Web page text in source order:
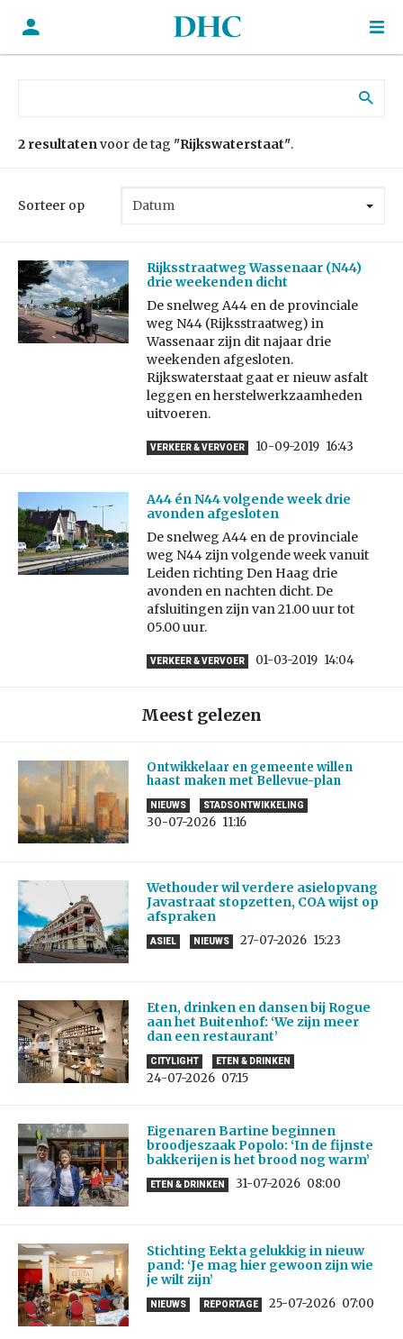
2 resultatenvoor de tag "Rijkswaterstaat".
Sorteer op
Rijksstraatweg Wassenaar (N44)
drie weekenden dicht
De snelweg A44 en de provinciale
weg N44 (Rijksstraatweg) in
Wassenaar zijn dit najaar drie
weekenden afgesloten.
Rijkswaterstaat gaat er nieuw asfalt
leggen en herstelwerkzaamheden
uitvoeren.
VERKEER & VERVOER 10-09-2019 16:43
A44 én N44 volgende week drie
avonden afgesloten
De snelweg A44 en de provinciale
weg N44 zijn volgende week vanuit
Leiden richting Den Haag drie
avonden en nachten dicht. De
afsluitingen zijn van 21.00 uur tot
05.00 uur.
VERKEER & VERVOER 01-03-2019 14:04
Meest gelezen
Ontwikkelaar en gemeente willen
haast maken met Bellevue-plan
NIEUWS STADSONTWIKKELING
30-07-2026 11:16
Wethouder wil verdere asielopvang
Javastraat stopzetten, COA wijst op
afspraken
ASIEL NIEUWS 27-07-2026 15:23
Eten, drinken en dansen bij Rogue
aan het Buitenhof: ‘We zijn meer
dan een restaurant’
CITYLIGHT ETEN & DRINKEN
24-07-2026 07:15
Eigenaren Bartine beginnen
broodjeszaak Popolo: ‘In de fijnste
bakkerijen is het brood nog warm’
ETEN & DRINKEN 31-07-2026 08:00
Stichting Eekta gelukkig in nieuw
pand: ‘Je mag hier gewoon zijn wie
je wilt zijn’
NIEUWS REPORTAGE 25-07-2026 07:00